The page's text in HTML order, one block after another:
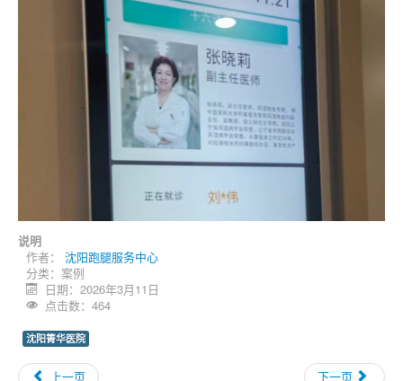
说明
作者： 沈阳跑腿服务中心
分类： 案例
日期：2026年3月11日
点击数：464
沈阳箐华医院
上一页 下一页